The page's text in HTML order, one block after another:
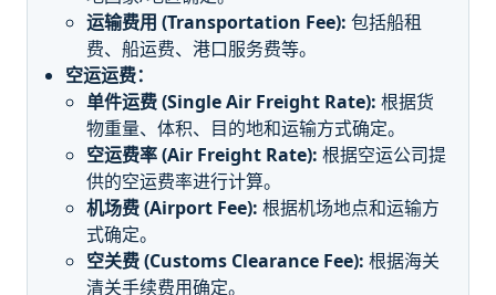
运输费用 (Transportation Fee): 包括船租
费、船运费、港口服务费等。
空运运费：
单件运费 (Single Air Freight Rate): 根据货
物重量、体积、目的地和运输方式确定。
空运费率 (Air Freight Rate): 根据空运公司提
供的空运费率进行计算。
机场费 (Airport Fee): 根据机场地点和运输方
式确定。
空关费 (Customs Clearance Fee): 根据海关
清关手续费用确定。